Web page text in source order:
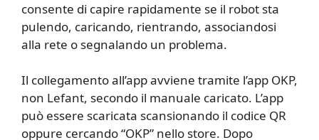
consente di capire rapidamente se il robot sta
pulendo, caricando, rientrando, associandosi
alla rete o segnalando un problema.
Il collegamento all’app avviene tramite l’app OKP,
non Lefant, secondo il manuale caricato. L’app
può essere scaricata scansionando il codice QR
oppure cercando “OKP” nello store. Dopo